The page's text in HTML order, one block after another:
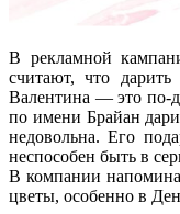
В рекламной
считают, что
Валентина — это по-
по имени Брайан
недовольна. Его
неспособен быть в
В компании
цветы, особенно в